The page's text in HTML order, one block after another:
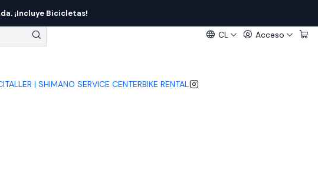
CL Acceso
TALLER | SHIMANO SERVICE CENTERBIKE RENTAL
¡Incluye Bicicletas!